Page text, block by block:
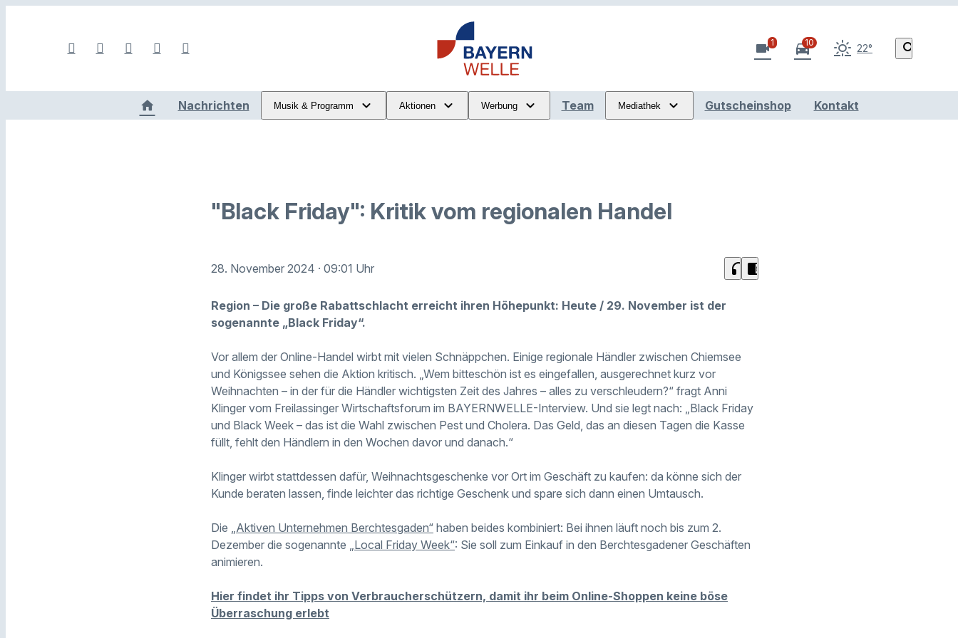
videocam1 directions_car
10 22° search
Nachrichten Musik & Programm Aktionen Werbung Team Mediathek Gutscheinshop Kontakt
"Black Friday": Kritik vom regionalen Handel
28. November 2024 · 09:01 Uhr headphones chrome_reader_mode
Region – Die große Rabattschlacht erreicht ihren Höhepunkt: Heute / 29. November ist der
sogenannte „Black Friday“.
Vor allem der Online-Handel wirbt mit vielen Schnäppchen. Einige regionale Händler zwischen Chiemsee
und Königssee sehen die Aktion kritisch. „Wem bitteschön ist es eingefallen, ausgerechnet kurz vor
Weihnachten – in der für die Händler wichtigsten Zeit des Jahres – alles zu verschleudern?“ fragt Anni
Klinger vom Freilassinger Wirtschaftsforum im BAYERNWELLE-Interview. Und sie legt nach: „Black Friday
und Black Week – das ist die Wahl zwischen Pest und Cholera. Das Geld, das an diesen Tagen die Kasse
füllt, fehlt den Händlern in den Wochen davor und danach.“
Klinger wirbt stattdessen dafür, Weihnachtsgeschenke vor Ort im Geschäft zu kaufen: da könne sich der
Kunde beraten lassen, finde leichter das richtige Geschenk und spare sich dann einen Umtausch.
Die „Aktiven Unternehmen Berchtesgaden“ haben beides kombiniert: Bei ihnen läuft noch bis zum 2.
Dezember die sogenannte „Local Friday Week“: Sie soll zum Einkauf in den Berchtesgadener Geschäften
animieren.
Hier findet ihr Tipps von Verbraucherschützern, damit ihr beim Online-Shoppen keine böse
Überraschung erlebt